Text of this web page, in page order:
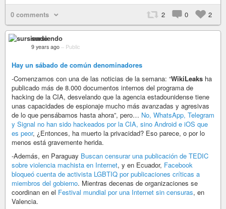
0 comments 2 0 2
sursiendo
9 years ago – Public
Hay un sábado de común denominadores
-Comenzamos con una de las noticias de la semana: “WikiLeaks ha
publicado más de 8.000 documentos internos del programa de
hacking de la CIA, desvelando que la agencia estadounidense tiene
unas capacidades de espionaje mucho más avanzadas y agresivas
de lo que pensábamos hasta ahora”, pero… No, WhatsApp, Telegram
y Signal no han sido hackeados por la CIA, sino Android e iOS que
es peor, ¿Entonces, ha muerto la privacidad? Eso parece, o por lo
menos está gravemente herida.
-Además, en Paraguay Buscan censurar una publicación de TEDIC
sobre violencia machista en Internet, y en Ecuador, Facebook
bloqueó cuenta de activista LGBTIQ por publicaciones críticas a
miembros del gobierno. Mientras decenas de organizaciones se
coordinan en el Festival mundial por una Internet sin censuras, en
Valencia.